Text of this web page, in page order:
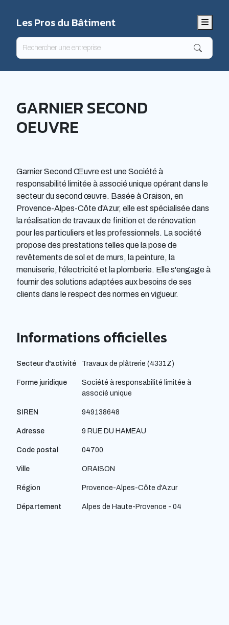
Les Pros du Bâtiment Menu
GARNIER SECOND
OEUVRE
Garnier Second Œuvre est une Société à
responsabilité limitée à associé unique opérant dans le
secteur du second œuvre. Basée à Oraison, en
Provence-Alpes-Côte d'Azur, elle est spécialisée dans
la réalisation de travaux de finition et de rénovation
pour les particuliers et les professionnels. La société
propose des prestations telles que la pose de
revêtements de sol et de murs, la peinture, la
menuiserie, l'électricité et la plomberie. Elle s'engage à
fournir des solutions adaptées aux besoins de ses
clients dans le respect des normes en vigueur.
Informations officielles
Secteur d'activité Travaux de plâtrerie (4331Z)
Forme juridique
Société à responsabilité limitée à
associé unique
SIREN 949138648
Adresse 9 RUE DU HAMEAU
Code postal 04700
Ville ORAISON
Région Provence-Alpes-Côte d'Azur
Département Alpes de Haute-Provence - 04